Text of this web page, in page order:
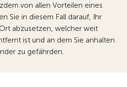
von allen Vorteilen eines
Sie in diesem Fall darauf, Ihr
abzusetzen, welcher weit
ist und an dem Sie anhalten
zu gefährden.